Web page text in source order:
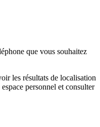
que vous souhaitez
les résultats de localisation
personnel et consulter